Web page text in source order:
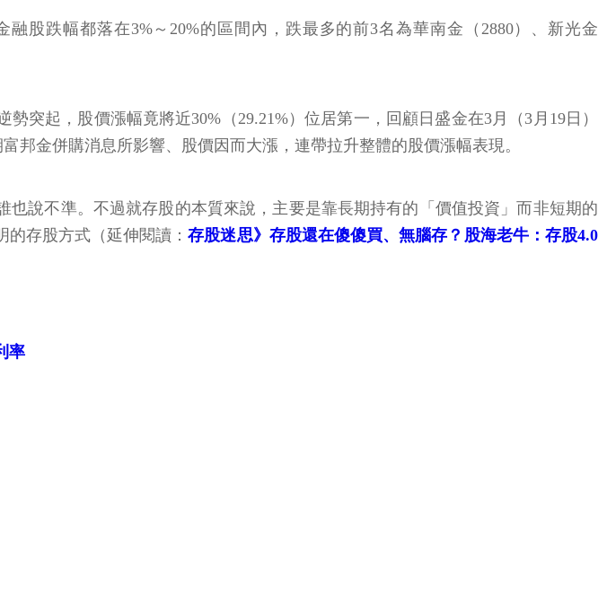
股跌幅都落在3%～20%的區間內，跌最多的前3名為華南金（2880）、新光金
突起，股價漲幅竟將近30%（29.21%）位居第一，回顧日盛金在3月（3月19日）
邦金併購消息所影響、股價因而大漲，連帶拉升整體的股價漲幅表現。
說不準。不過就存股的本質來說，主要是靠長期持有的「價值投資」而非短期的
的存股方式（延伸閱讀：存股迷思》存股還在傻傻買、無腦存？股海老牛：存股4.0
率